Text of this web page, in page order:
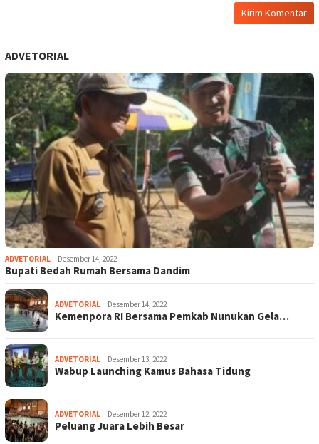
ADVETORIAL
ADVETORIAL Desember 14, 2022
Bupati Bedah Rumah Bersama Dandim
ADVETORIAL Desember 14, 2022
Kemenpora RI Bersama Pemkab Nunukan Gela…
ADVETORIAL Desember 13, 2022
Wabup Launching Kamus Bahasa Tidung
ADVETORIAL Desember 12, 2022
Peluang Juara Lebih Besar